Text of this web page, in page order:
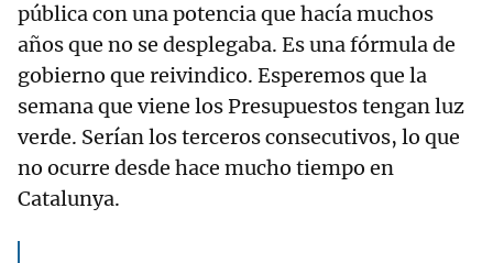
pública con una potencia que hacía muchos
años que no se desplegaba. Es una fórmula de
gobierno que reivindico. Esperemos que la
semana que viene los Presupuestos tengan luz
verde. Serían los terceros consecutivos, lo que
no ocurre desde hace mucho tiempo en
Catalunya.